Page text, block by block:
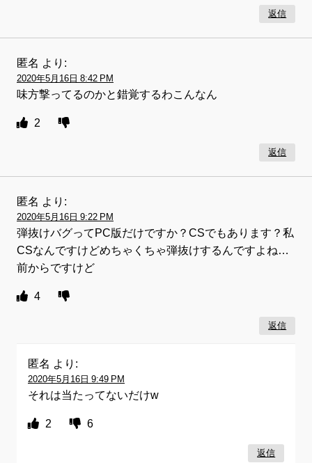
返信
匿名 より:
2020年5月16日 8:42 PM
味方撃ってるのかと錯覚するわこんなん
2
返信
匿名 より:
2020年5月16日 9:22 PM
弾抜けバグってPC版だけですか？CSでもあります？私
CSなんですけどめちゃくちゃ弾抜けするんですよね…
前からですけど
4
返信
匿名 より:
2020年5月16日 9:49 PM
それは当たってないだけw
2 6
返信